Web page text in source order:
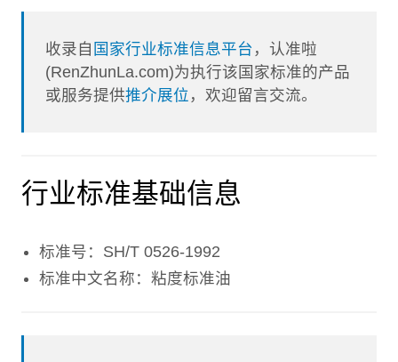
收录自 国家行业标准信息平台 ，认准啦
(RenZhunLa.com)为执行该国家标准的产品
或服务提供推介展位 ，欢迎留言交流。
行业标准基础信息
标准号：SH/T 0526-1992
标准中文名称：粘度标准油